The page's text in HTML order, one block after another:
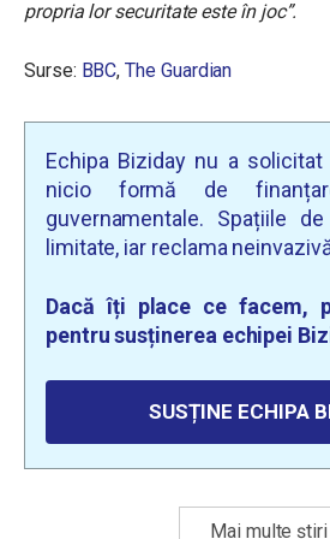
propria lor securitate este în joc”.
Surse: BBC,The Guardian
Echipa Biziday nu a
nicio formă de
guvernamentale. Spațiile
limitate, iar reclama
Dacă îți place ce facem,
pentru susținerea echipei
SUSȚINE ECHIPA
Mai multe știri